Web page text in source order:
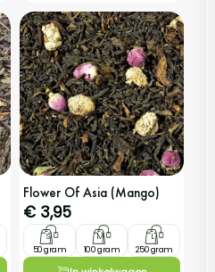
Flower Of Asia (Mango)
€ 3,95
S
50 gram
M
100 gram
L
250 gram